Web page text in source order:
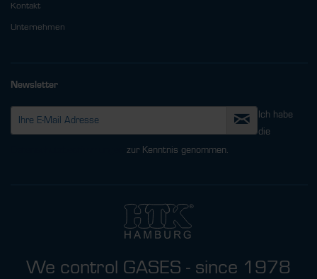
Kontakt
Unternehmen
Newsletter
Ich habe
die
zur Kenntnis genommen.
We control GASES - since 1978